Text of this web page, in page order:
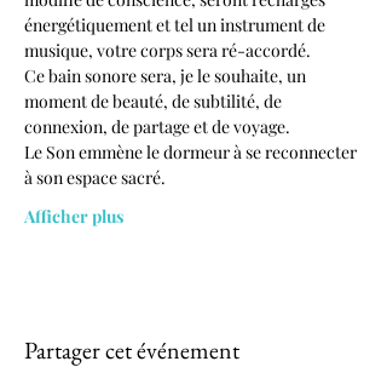
énergétiquement et tel un instrument de
musique, votre corps sera ré-accordé.
Ce bain sonore sera, je le souhaite, un
moment de beauté, de subtilité, de
connexion, de partage et de voyage.
Le Son emmène le dormeur à se reconnecter
à son espace sacré.
Afficher plus
Partager cet événement